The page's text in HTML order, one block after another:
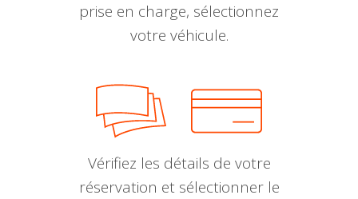
prise en charge, sélectionnez
votre véhicule.
Vérifiez les détails de votre
réservation et sélectionner le